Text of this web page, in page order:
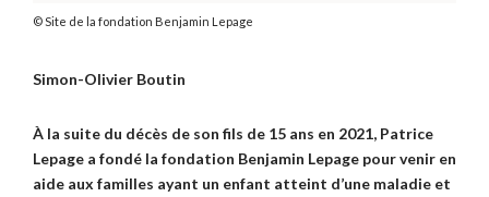
Site de la fondation Benjamin Lepage
Simon-Olivier Boutin
À la suite du décès de son fils de 15 ans en 2021, Patrice
Lepage a fondé la fondation Benjamin Lepage pour venir en
aide aux familles ayant un enfant atteint d’une maladie et